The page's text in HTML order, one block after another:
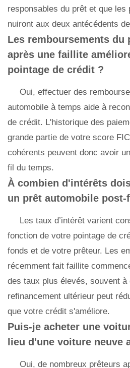
responsables du prêt et que les
nuiront aux deux antécédents
Les remboursements du
après une faillite
pointage de crédit ?
Oui, effectuer des
automobile à temps aide à
de crédit. L'historique des
grande partie de votre score
cohérents peuvent donc avoir
fil du temps.
À combien d'intérêts
un prêt automobile
Les taux d’intérêt varient
fonction de votre pointage de
fonds et de votre prêteur. Les
récemment fait faillite
des taux plus élevés, souvent
refinancement ultérieur peut
que votre crédit s'améliore.
Puis-je acheter une
lieu d'une voiture neuve
Oui, de nombreux prêteurs